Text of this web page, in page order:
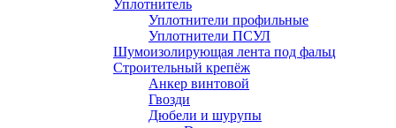
Уплотнитель
Уплотнители профильные
Уплотнители ПСУЛ
Шумоизолирующая лента под фальц
Строительный крепёж
Анкер винтовой
Гвозди
Дюбели и шурупы